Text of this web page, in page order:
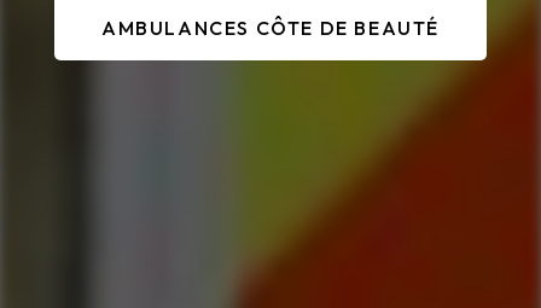
AMBULANCES CÔTE DE BEAUTÉ